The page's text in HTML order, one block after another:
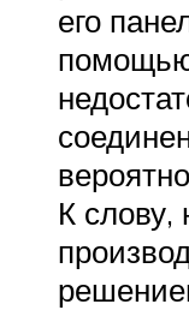
его
К слову,